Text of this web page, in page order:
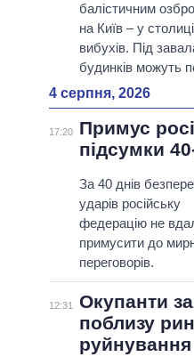
балістичним
на Київ – у
вибухів. Під
будинків можуть
4 серпня, 2026
17:20
Примус
підсумки
За 40 днів
ударів російську
федерацію не
примусити до
переговорів.
12:31
Окупанти
поблизу
руйнування